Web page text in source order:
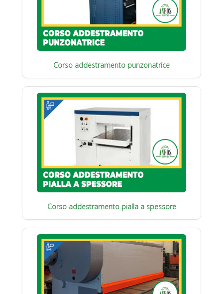
Corso addestramento punzonatrice
Corso addestramento pialla a spessore